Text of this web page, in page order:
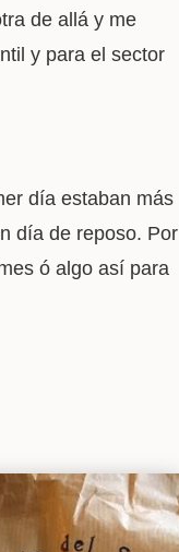
de allá y me
y para el sector
día estaban más
día de reposo. Por
ó algo así para